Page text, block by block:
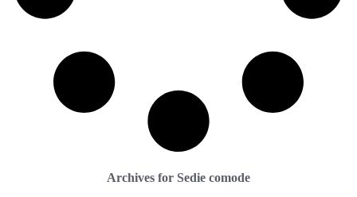
Archives for Sedie comode